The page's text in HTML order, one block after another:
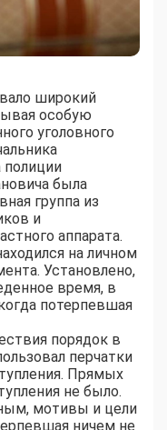
широкий
особую
уголовного
полиции
была
группа из
и
аппарата.
на личном
Установлено,
время, в
потерпевшая
порядок в
перчатки
Прямых
не было.
мотивы и цели
ничем не